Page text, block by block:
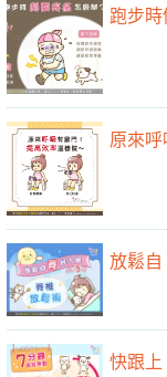
跑步
原來
放鬆
快跟